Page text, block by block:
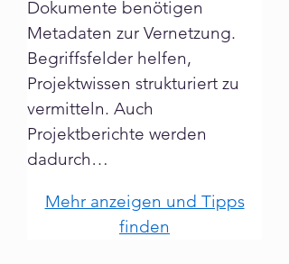
Dokumente benötigen
Metadaten zur Vernetzung.
Begriffsfelder helfen,
Projektwissen strukturiert zu
vermitteln. Auch
Projektberichte werden
dadurch…
Mehr anzeigen und Tipps
finden